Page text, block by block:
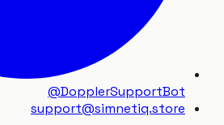
@DopplerSupportBot
support@simnetiq.store